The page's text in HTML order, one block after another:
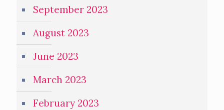
September 2023
August 2023
June 2023
March 2023
February 2023